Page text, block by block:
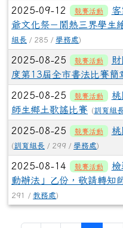
2025-09-12 競賽活動
爺文化祭－鬧熱三界學生
組長 / 285 / 學務處)
2025-08-25 競賽活動
度第13屆全市書法比賽簡
2025-08-25 競賽活動
桃
師生鄉土歌謠比賽
(訓育組
2025-08-25 競賽活動 桃
(訓育組長 / 299 / 學務處)
2025-08-14 競賽活動
檢
動辦法」乙份，敬請轉知
291 / 教務處)